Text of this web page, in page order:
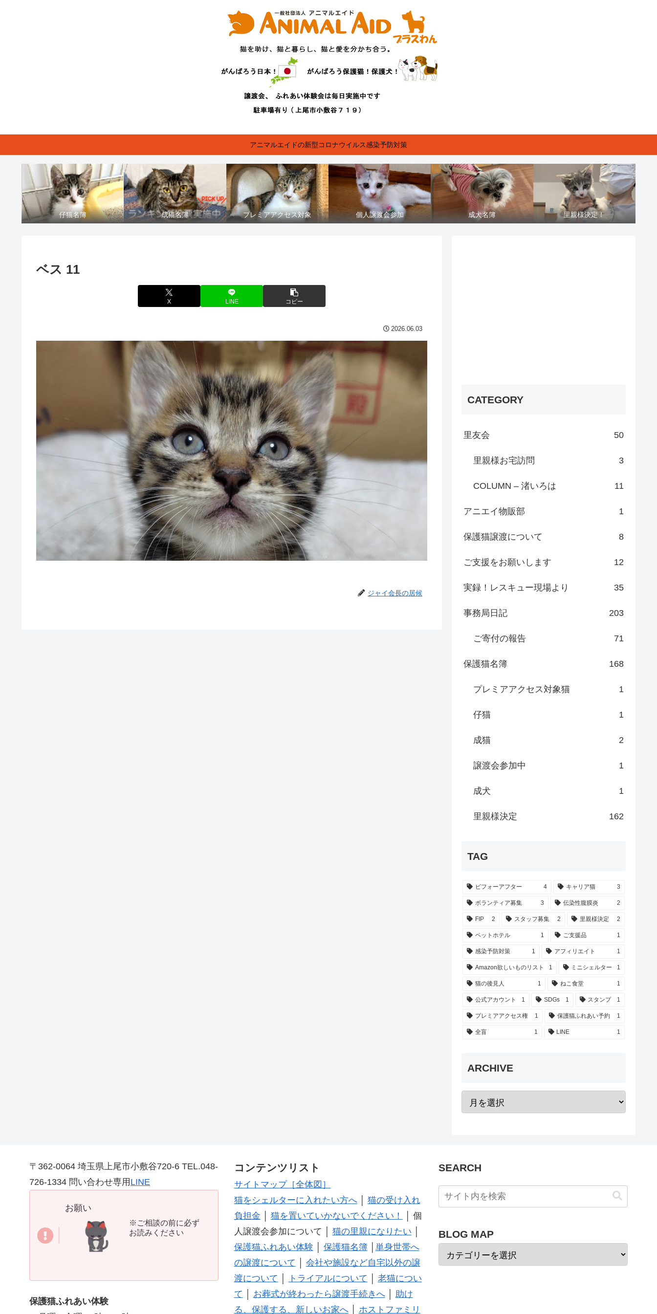
アニマルエイドの新型コロナウイルス感染予防対策
仔猫名簿 成猫名簿 プレミアアクセス対象 個人譲渡会参加 成犬名簿 里親様決定！
ベス 11
X LINE コピー
2026.06.03
ジャイ会長の居候
CATEGORY
里友会 50
里親様お宅訪問 3
COLUMN – 渚いろは 11
アニエイ物販部 1
保護猫譲渡について 8
ご支援をお願いします 12
実録！レスキュー現場より 35
事務局日記 203
ご寄付の報告 71
保護猫名簿 168
プレミアアクセス対象猫 1
仔猫 1
成猫 2
譲渡会参加中 1
成犬 1
里親様決定 162
TAG
ビフォーアフター 4 キャリア猫 3
ボランティア募集 3 伝染性腹膜炎 2
FIP 2 スタッフ募集 2 里親様決定 2
ペットホテル 1 ご支援品 1
感染予防対策 1 アフィリエイト 1
Amazon欲しいものリスト 1 ミニシェルター 1
猫の後見人 1 ねこ食堂 1
公式アカウント 1 SDGs 1 スタンプ 1
プレミアアクセス権 1 保護猫ふれあい予約 1
全盲 1 LINE 1
ARCHIVE
〒362-0064 埼玉県上尾市小敷谷720-6 TEL.048-
726-1334 問い合わせ専用 LINE
お願い
※ご相談の前に必ず
お読みください
保護猫ふれあい体験
コンテンツリスト
サイトマップ［全体図］
猫をシェルターに入れたい方へ│ 猫の受け入れ
負担金
猫を置いていかないでください！
│ 個
人譲渡会参加について │ 猫の里親になりたい
保護猫ふれあい体験
保護猫名簿│ 単身世帯へ
の譲渡について
会社や施設など自宅以外の譲
渡について
トライアルについて
老猫につい
て
お葬式が終わったら譲渡手続きへ│
助け
る、保護する、新しいお家へ│ ホストファミリ
SEARCH
BLOG MAP